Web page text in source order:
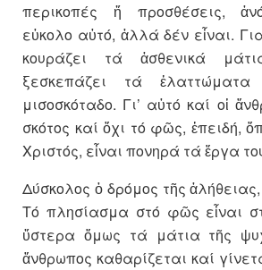
περικοπές ἤ προσθέσεις,
εὐκολο αὐτό, ἀλλά δέν εἶναι.
κουράζει τά ἀσθενικά
ξεσκεπάζει τά
μισοσκόταδο. Γι’ αὐτό καί οἱ
σκότος καί ὄχι τό φῶς, ἐπειδή,
Χριστός, εἶναι πονηρά τά ἔργα
Δύσκολος ὁ δρόμος τῆς
Τό πλησίασμα στό φῶς εἶναι
ὕστερα ὅμως τά μάτια τῆς
ἄνθρωπος καθαρίζεται καί